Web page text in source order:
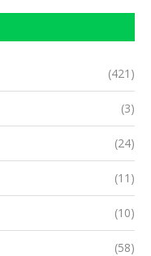
(421)
(3)
(24)
(11)
(10)
(58)